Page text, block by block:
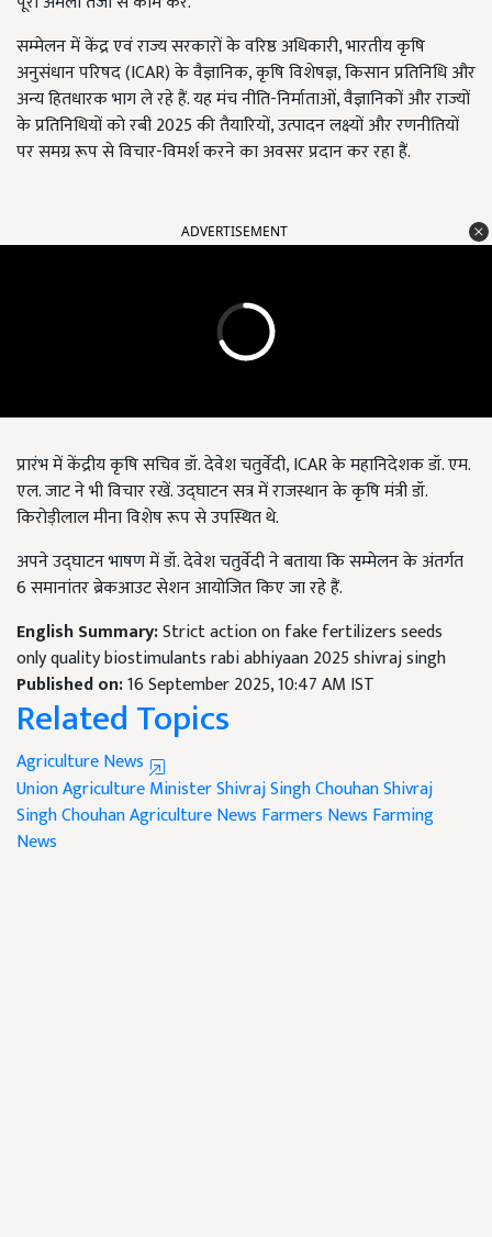
सम्मेलन में केंद्र एवं राज्य सरकारों के वरिष्ठ अधिकारी, भारतीय कृषि
अनुसंधान परिषद (ICAR) के वैज्ञानिक, कृषि विशेषज्ञ, किसान प्रतिनिधि और
अन्य हितधारक भाग ले रहे हैं. यह मंच नीति-निर्माताओं, वैज्ञानिकों और राज्यों
के प्रतिनिधियों को रबी 2025 की तैयारियों, उत्पादन लक्ष्यों और रणनीतियों
पर समग्र रूप से विचार-विमर्श करने का अवसर प्रदान कर रहा हैं.
ADVERTISEMENT
प्रारंभ में केंद्रीय कृषि सचिव डॉ. देवेश चतुर्वेदी, ICAR के महानिदेशक डॉ. एम.
एल. जाट ने भी विचार रखें. उद्घाटन सत्र में राजस्थान के कृषि मंत्री डॉ.
किरोड़ीलाल मीना विशेष रूप से उपस्थित थे.
अपने उद्घाटन भाषण में डॉ. देवेश चतुर्वेदी ने बताया कि सम्मेलन के अंतर्गत
6 समानांतर ब्रेकआउट सेशन आयोजित किए जा रहे हैं.
English Summary:Strict action on fake fertilizers seeds
only quality biostimulants rabi abhiyaan 2025 shivraj singh
Published on:16 September 2025, 10:47 AM IST
Related Topics
Agriculture News
Union Agriculture Minister Shivraj Singh ChouhanShivraj
Singh ChouhanAgriculture News Farmers News Farming
News